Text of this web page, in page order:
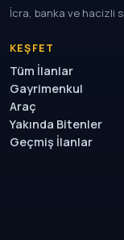
İcra, banka ve hacizli
KEŞFET
Tüm İlanlar
Gayrimenkul
Araç
Yakında Bitenler
Geçmiş İlanlar